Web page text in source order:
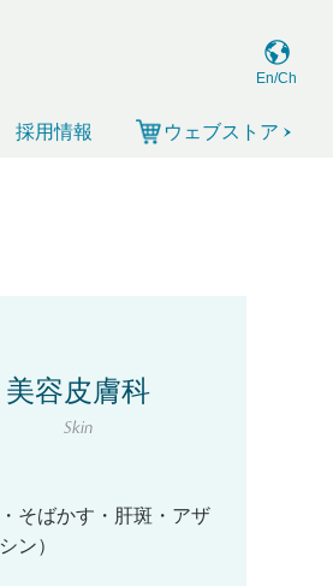
En/Ch
採用情報 ウェブストア
美容皮膚科
Skin
そばかす・肝斑・アザ
ン）